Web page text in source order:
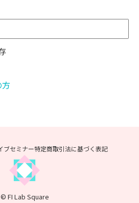
ブセミナー特定商取引法に基づく表記
© FI Lab Square